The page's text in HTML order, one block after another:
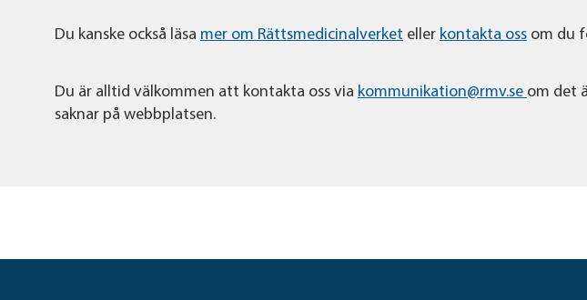
Du kanske också läsa mer om Rättsmedicinalverket eller kontakta oss om du
Du är alltid välkommen att kontakta oss via kommunikation@rmv.se om det
saknar på webbplatsen.